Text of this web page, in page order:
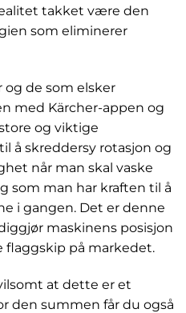
takket være den
som eliminerer
de som elsker
med Kärcher-appen og
og viktige
å skreddersy rotasjon og
når man skal vaske
som man har kraften til å
i gangen. Det er denne
maskinens posisjon
flaggskip på markedet.
at dette er et
den summen får du også